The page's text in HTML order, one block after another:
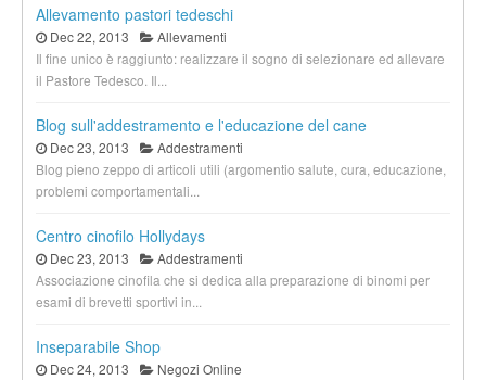
Allevamento pastori tedeschi
Dec 22, 2013
Allevamenti
Il fine unico è raggiunto: realizzare il sogno di selezionare ed allevare
il Pastore Tedesco. Il...
Blog sull'addestramento e l'educazione del cane
Dec 23, 2013
Addestramenti
Blog pieno zeppo di articoli utili (argomentio salute, cura, educazione,
problemi comportamentali...
Centro cinofilo Hollydays
Dec 23, 2013
Addestramenti
Associazione cinofila che si dedica alla preparazione di binomi per
esami di brevetti sportivi in...
Inseparabile Shop
Dec 24, 2013
Negozi Online